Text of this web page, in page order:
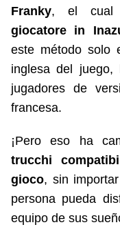
Franky, el cual
giocatore in
este método solo
inglesa del
jugadores de
francesa.
¡Pero eso ha
trucchi
gioco, sin
persona pueda
equipo de sus